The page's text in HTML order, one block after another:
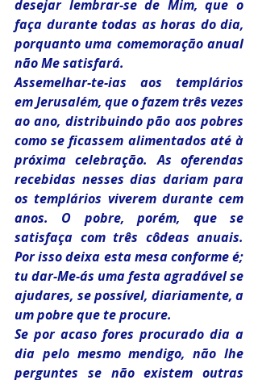
desejar lembrar-se de Mim, que o
faça durante todas as horas do dia,
porquanto uma comemoração anual
não Me satisfará.
Assemelhar-te-ias aos templários
em Jerusalém, que o fazem três vezes
ao ano, distribuindo pão aos pobres
como se ficassem alimentados até à
próxima celebração. As oferendas
recebidas nesses dias dariam para
os templários viverem durante cem
anos. O pobre, porém, que se
satisfaça com três côdeas anuais.
Por isso deixa esta mesa conforme é;
tu dar-Me-ás uma festa agradável se
ajudares, se possível, diariamente, a
um pobre que te procure.
Se por acaso fores procurado dia a
dia pelo mesmo mendigo, não lhe
perguntes se não existem outras